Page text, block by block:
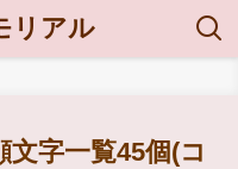
リアル
文字一覧45個(コ